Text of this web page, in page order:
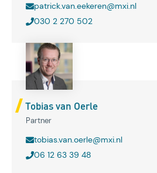
patrick.van.eekeren@mxi.nl
030 2 270 502
Tobias van Oerle
Partner
tobias.van.oerle@mxi.nl
06 12 63 39 48